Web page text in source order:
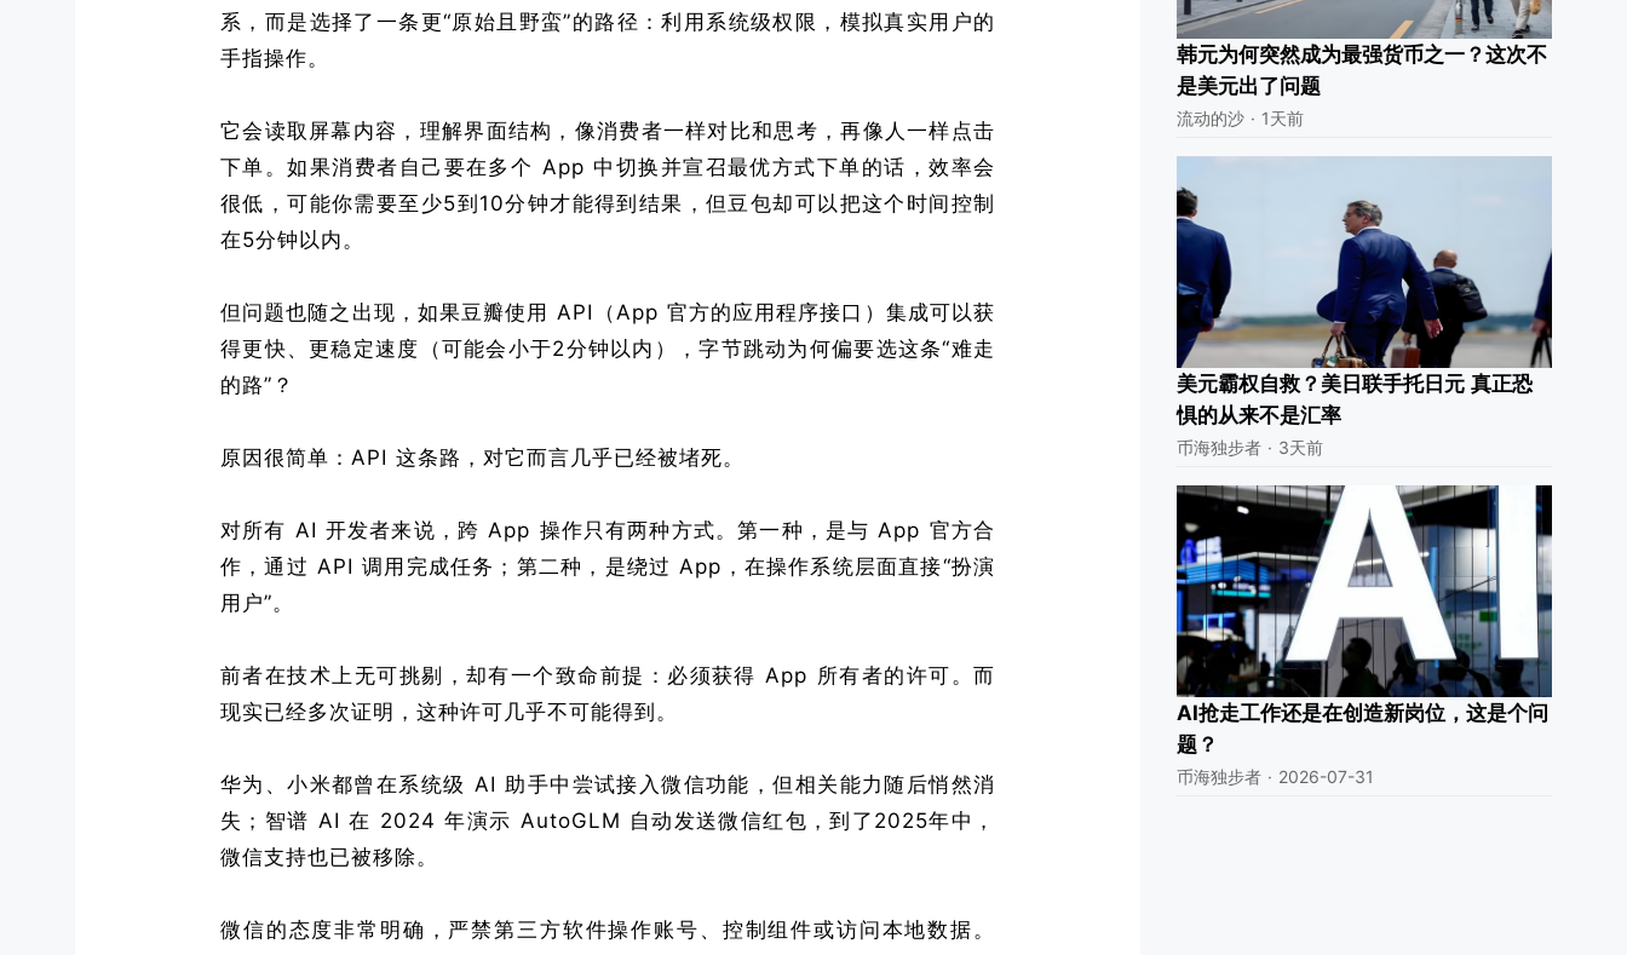
系，而是选择了一条更“原始且野蛮”的路径：利用系统级权限，模拟真实用户的
手指操作。
它会读取屏幕内容，理解界面结构，像消费者一样对比和思考，再像人一样点击
下单。如果消费者自己要在多个 App 中切换并宣召最优方式下单的话，效率会
很低，可能你需要至少5到10分钟才能得到结果，但豆包却可以把这个时间控制
在5分钟以内。
但问题也随之出现，如果豆瓣使用 API（App 官方的应用程序接口）集成可以获
得更快、更稳定速度（可能会小于2分钟以内），字节跳动为何偏要选这条“难走
的路”？
原因很简单：API 这条路，对它而言几乎已经被堵死。
对所有 AI 开发者来说，跨 App 操作只有两种方式。第一种，是与 App 官方合
作，通过 API 调用完成任务；第二种，是绕过 App，在操作系统层面直接“扮演
用户”。
前者在技术上无可挑剔，却有一个致命前提：必须获得 App 所有者的许可。而
现实已经多次证明，这种许可几乎不可能得到。
华为、小米都曾在系统级 AI 助手中尝试接入微信功能，但相关能力随后悄然消
失；智谱 AI 在 2024 年演示 AutoGLM 自动发送微信红包，到了2025年中，
微信支持也已被移除。
微信的态度非常明确，严禁第三方软件操作账号、控制组件或访问本地数据。
韩元为何突然成为最强货币之一？这次不
是美元出了问题
流动的沙 · 1天前
美元霸权自救？美日联手托日元 真正恐
惧的从来不是汇率
币海独步者 · 3天前
AI抢走工作还是在创造新岗位，这是个问
题？
币海独步者 · 2026-07-31